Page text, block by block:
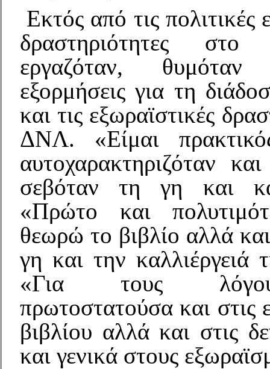
Εκτός από τις πολιτικές
δραστηριότητες
εργαζόταν,
εξορμήσεις για τη
και τις εξωραϊστικές
ΔΝΛ. «Είμαι
αυτοχαρακτηριζόταν
σεβόταν τη γη και
«Πρώτο και
θεωρώ το βιβλίο αλλά
γη και την καλλιέργειά
«Για τους
πρωτοστατούσα και στις
βιβλίου αλλά και στις
και γενικά στους